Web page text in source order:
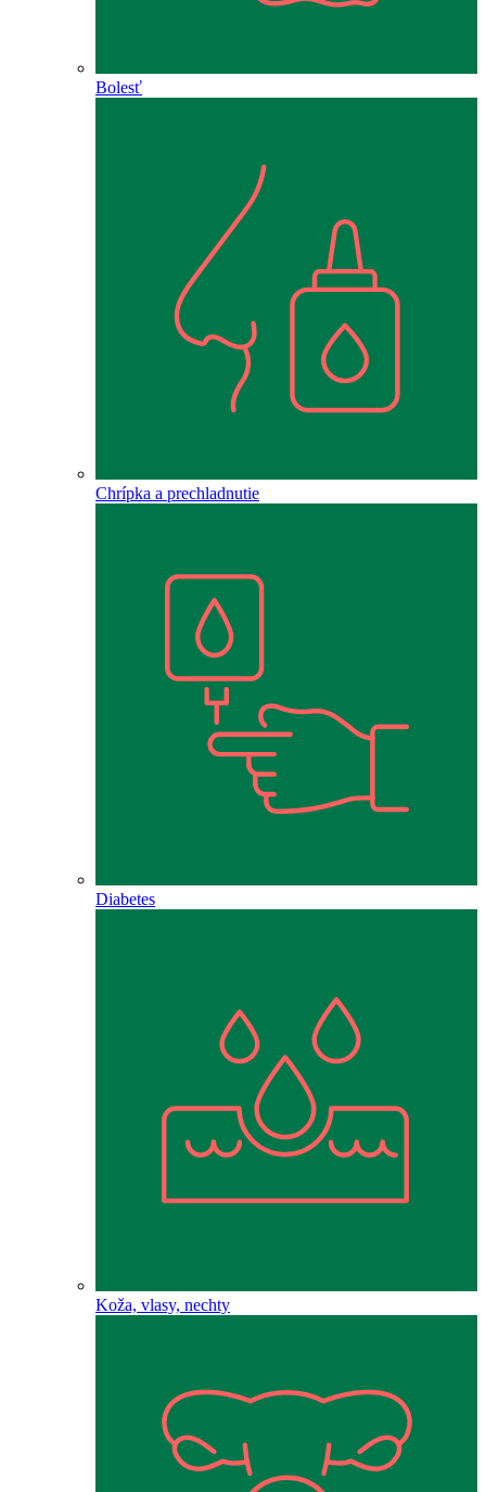
Bolesť
Chrípka a prechladnutie
Diabetes
Koža, vlasy, nechty